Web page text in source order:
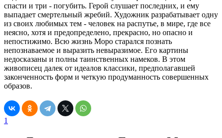
спасти и три - погубить. Герой слушает последних, и ему
выпадает смертельный жребий. Художник разрабатывает одну
из своих любимых тем - человек на распутье, в мире, где все
неясно, хотя и предопределено, прекрасно, но опасно и
непостижимо. Всю жизнь Моро старался познать
непознаваемое и выразить невыразимое. Его картины
недосказаны и полны таинственных намеков. В этом
живописец далек от идеалов классики, предполагавшей
законченность форм и четкую продуманность совершенных
образов.
1